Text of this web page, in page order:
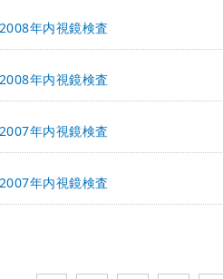
2008年内視鏡検査
2008年内視鏡検査
2007年内視鏡検査
2007年内視鏡検査